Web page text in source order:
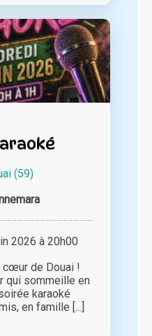
(59)
2026 à 20h00
cœur de Douai !
qui sommeille en
karaoké
en famille [...]